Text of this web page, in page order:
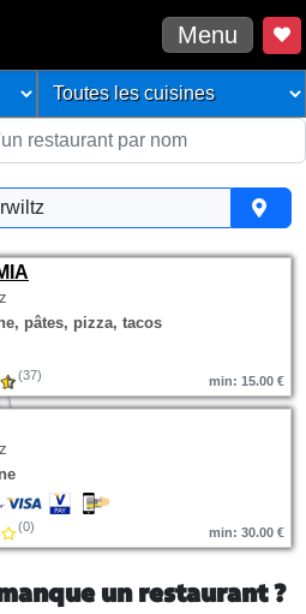
Menu
pâtes, pizza, tacos
(37) min: 15.00 €
(0) min: 30.00 €
un restaurant ?